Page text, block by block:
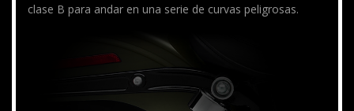
clase B para andar en una serie de curvas peligrosas.